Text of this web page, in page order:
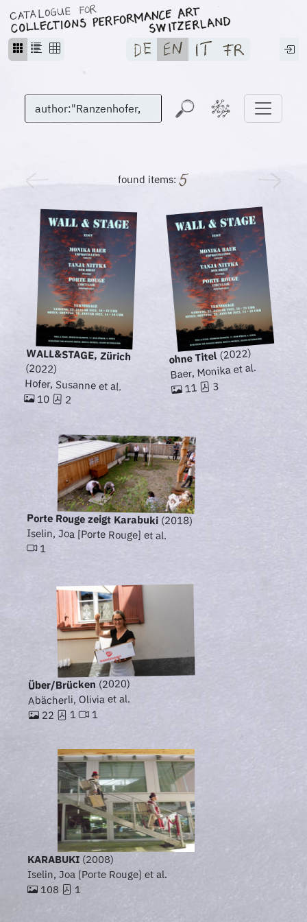
found items:
WALL&STAGE, Zürich
(2022)
Hofer, Susanne et al.
10 2
ohne Titel(2022)
Baer, Monika et al.
11 3
Porte Rouge zeigt Karabuki (2018)
Iselin, Joa [Porte Rouge] et al.
1
Über/Brücken (2020)
Abächerli, Olivia et al.
22 1 1
KARABUKI (2008)
Iselin, Joa [Porte Rouge] et al.
108
1